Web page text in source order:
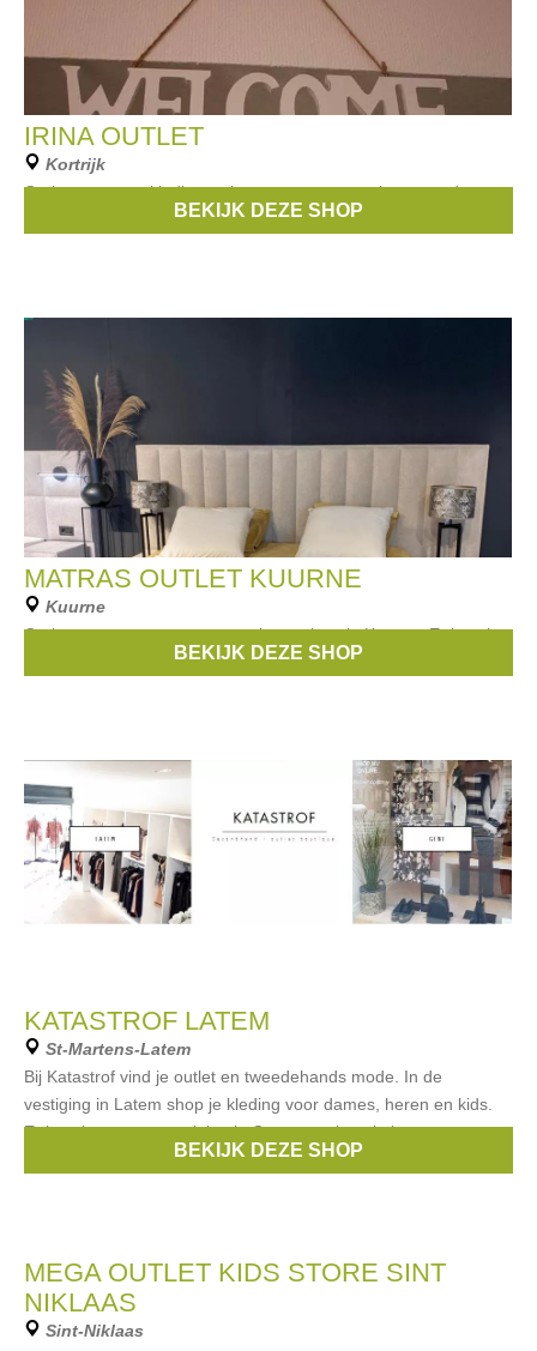
IRINA OUTLET
Kortrijk
Outlet store van kleding, schoenen en accessoires voor dames.
Honderden verschillende merken.
BEKIJK DEZE SHOP
MATRAS OUTLET KUURNE
Kuurne
Outlet store van matrassen en boxsprings in Kuurne. Er is ook
een vestiging in Gent.BEKIJK DEZE SHOP
KATASTROF LATEM
St-Martens-Latem
Bij Katastrof vind je outlet en tweedehands mode. In de
vestiging in Latem shop je kleding voor dames, heren en kids.
Er is ook nog een vestiging in Gent waar je enkel voor
damesmode terecht kan.BEKIJK DEZE SHOP
MEGA OUTLET KIDS STORE SINT
NIKLAAS
Sint-Niklaas